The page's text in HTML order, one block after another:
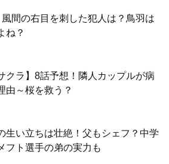
風間の右目を刺した犯人は？鳥羽は
ね？
クラ】8話予想！隣人カップルが病
由～桜を救う？
生い立ちは壮絶！父もシェフ？中学
フト選手の弟の実力も